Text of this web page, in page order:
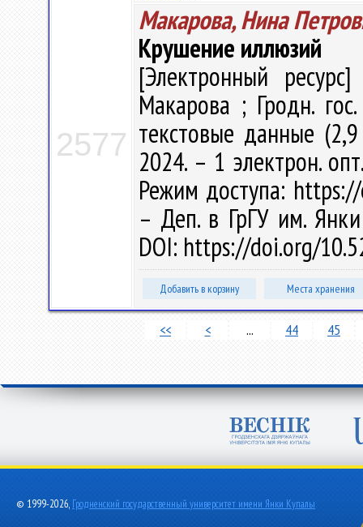
2577
Макарова, Нина
Крушение иллюзий
[Электронный
Макарова ; Гродн.
текстовые данные
2024. – 1 электрон.
Режим доступа:
– Деп. в ГрГУ им.
DOI: https://doi.org/
Добавить в корзину Места хранения
<< < ... 44 45
© 1999-2026, Гродненский государственный университет имени Янки Купалы